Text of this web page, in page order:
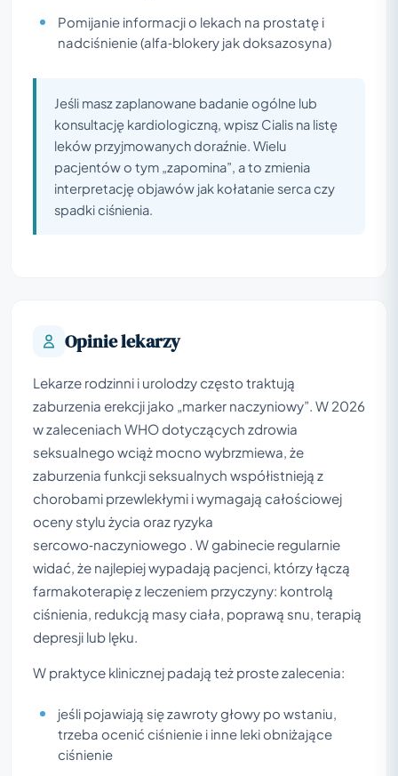
Pomijanie informacji o lekach na prostatę i
nadciśnienie (alfa‑blokery jak doksazosyna)
Jeśli masz zaplanowane badanie ogólne lub
konsultację kardiologiczną, wpisz Cialis na listę
leków przyjmowanych doraźnie. Wielu
pacjentów o tym „zapomina”, a to zmienia
interpretację objawów jak kołatanie serca czy
spadki ciśnienia.
Opinie lekarzy
Lekarze rodzinni i urolodzy często traktują
zaburzenia erekcji jako „marker naczyniowy”. W 2026
w zaleceniach WHO dotyczących zdrowia
seksualnego wciąż mocno wybrzmiewa, że
zaburzenia funkcji seksualnych współistnieją z
chorobami przewlekłymi i wymagają całościowej
oceny stylu życia oraz ryzyka
sercowo‑naczyniowego . W gabinecie regularnie
widać, że najlepiej wypadają pacjenci, którzy łączą
farmakoterapię z leczeniem przyczyny: kontrolą
ciśnienia, redukcją masy ciała, poprawą snu, terapią
depresji lub lęku.
W praktyce klinicznej padają też proste zalecenia:
jeśli pojawiają się zawroty głowy po wstaniu,
trzeba ocenić ciśnienie i inne leki obniżające
ciśnienie